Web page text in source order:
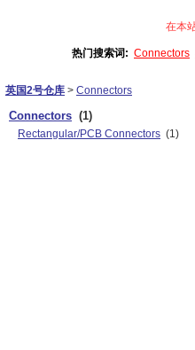
在本
热门搜索词: Connectors
英国2号仓库 > Connectors
Connectors (1)
Rectangular/PCB Connectors (1)